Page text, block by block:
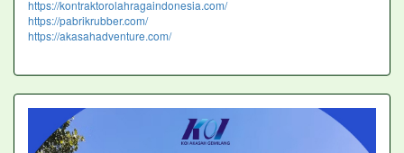
https://kontraktorolahragaindonesia.com/
https://pabrikrubber.com/
https://akasahadventure.com/